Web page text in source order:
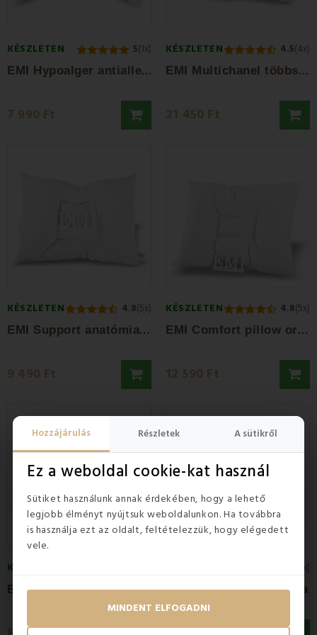
Hozzájárulás Részletek A sütikről
Ez a weboldal cookie-kat használ
Sütiket használunk annak érdekében, hogy a lehető
legjobb élményt nyújtsuk weboldalunkon. Ha továbbra
is használja ezt az oldalt, feltételezzük, hogy elégedett
vele.
MINDENT ELFOGADNI
KÉSZLETEN 5(1x)
E
MI Hypoalger antiallergén párna
7 990 Ft
KÉSZLETEN 4.5(4x)
E
MI Multichanel többsávos anatómiai párna
21 450 Ft
KÉSZLETEN 4.8(5x)
E
MI Support anatómiai párna 40x60 cm
9 490 Ft
KÉSZLETEN 4.8(5x)
E
MI Comfort pillow ortopéd párna 50x70 cm
12 590 Ft
KÉSZLETEN
E
MI Antireflux anatómiás párna EMI Mutifunkciós párna